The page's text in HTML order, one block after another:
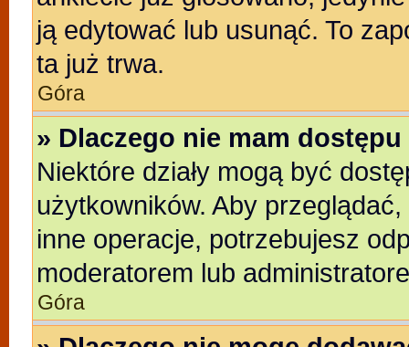
ją edytować lub usunąć. To
ta już trwa.
Góra
» Dlaczego nie mam dostępu
Niektóre działy mogą być
użytkowników. Aby
inne operacje, potrzebujesz
moderatorem lub
Góra